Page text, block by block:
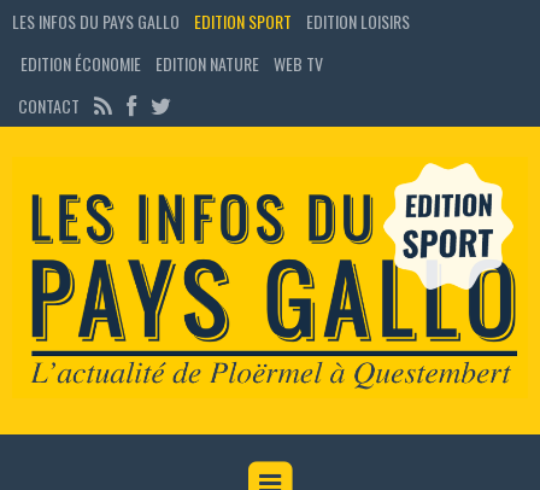
LES INFOS DU PAYS GALLO EDITION SPORT
EDITION LOISIRS
EDITION ÉCONOMIE
EDITION NATURE WEB TV
CONTACT